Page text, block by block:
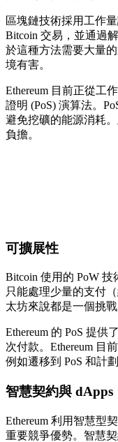
區塊鏈技術採用工作
Bitcoin 交易，並通過
於這種方法需要大量
境有害。
Ethereum 目前正從工
證明 (PoS) 演算法。
避免挖礦的能源消耗
負擔。
可擴展性
Bitcoin 使用的 PoW
只能處理少量的支付
太坊來說都是一個挑戰
Ethereum 的 PoS 提
次付款。Ethereum 目
例如遷移到 PoS 和計
智慧契約與 dApps
Ethereum 利用智慧型
重要競爭優勢。智慧